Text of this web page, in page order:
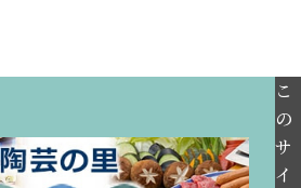
こ
の
サ
イ